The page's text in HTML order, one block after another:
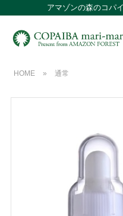
アマゾンの森のコパ
HOME » 通常